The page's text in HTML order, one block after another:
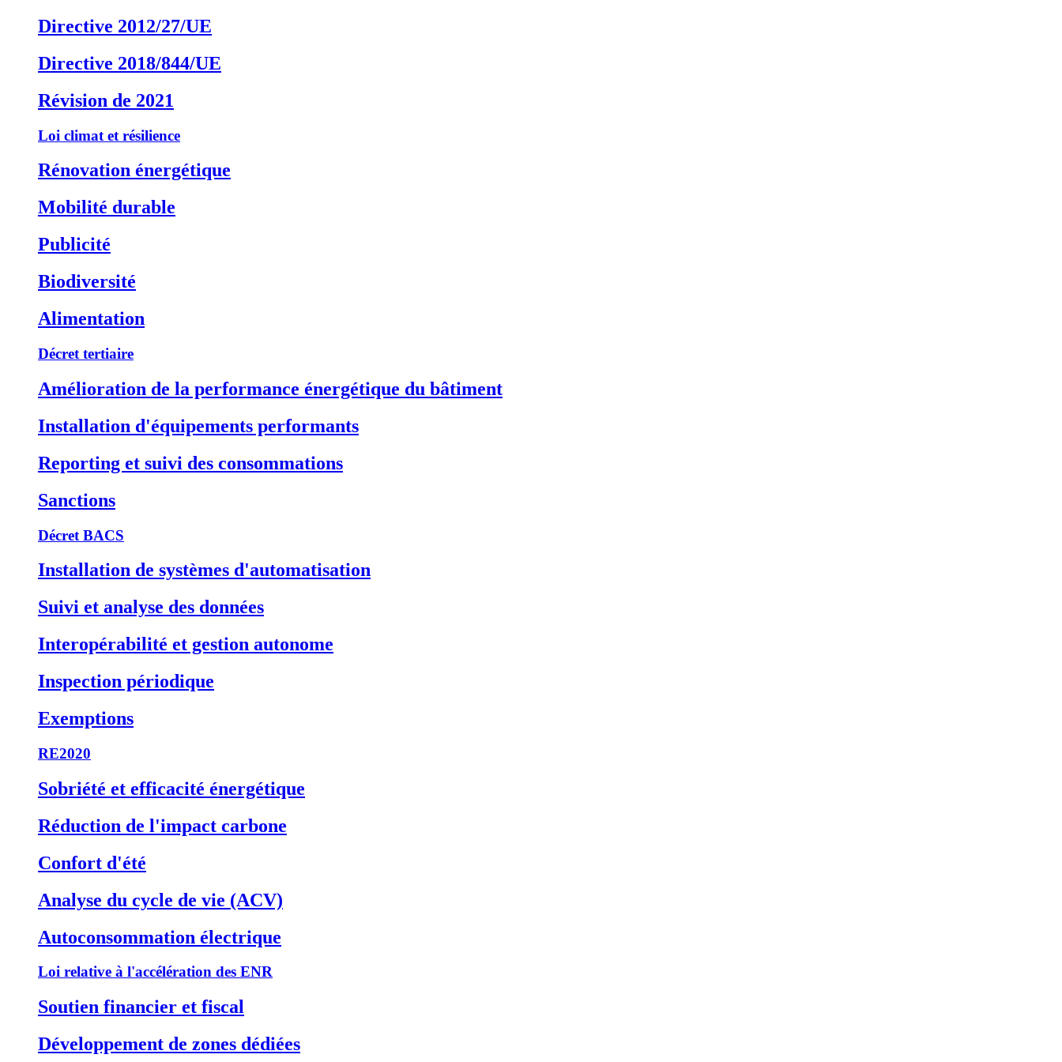
Directive 2012/27/UE
Directive 2018/844/UE
Révision de 2021
Loi climat et résilience
Rénovation énergétique
Mobilité durable
Publicité
Biodiversité
Alimentation
Décret tertiaire
Amélioration de la performance énergétique du bâtiment
Installation d'équipements performants
Reporting et suivi des consommations
Sanctions
Décret BACS
Installation de systèmes d'automatisation
Suivi et analyse des données
Interopérabilité et gestion autonome
Inspection périodique
Exemptions
RE2020
Sobriété et efficacité énergétique
Réduction de l'impact carbone
Confort d'été
Analyse du cycle de vie (ACV)
Autoconsommation électrique
Loi relative à l'accélération des ENR
Soutien financier et fiscal
Développement de zones dédiées